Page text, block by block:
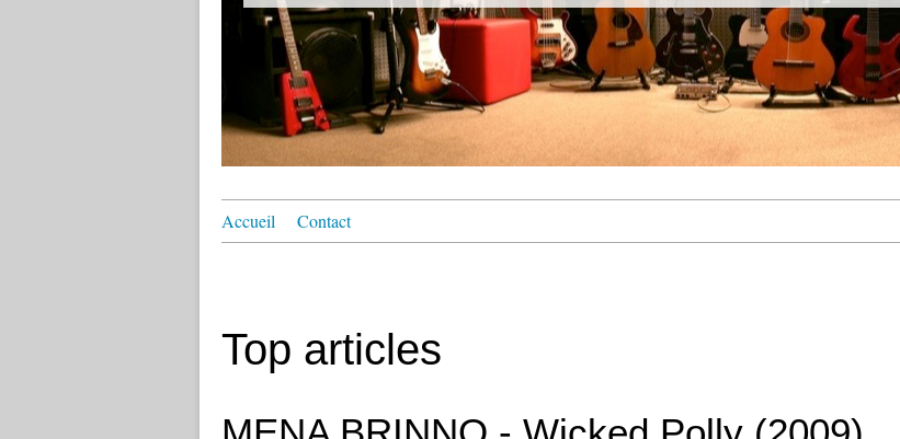
Accueil Contact
Top articles